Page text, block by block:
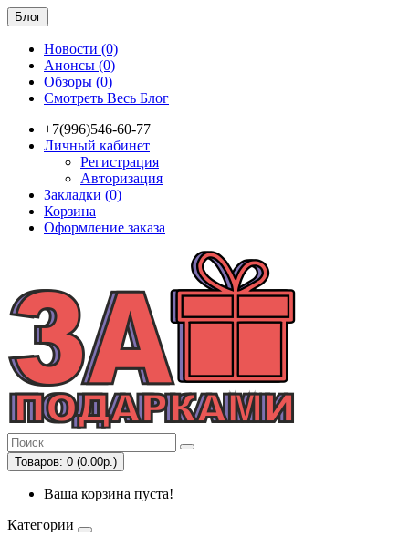
Блог
Новости (0)
Анонсы (0)
Обзоры (0)
Смотреть Весь Блог
+7(996)546-60-77
Личный кабинет
Регистрация
Авторизация
Закладки (0)
Корзина
Оформление заказа
Товаров: 0 (0.00р.)
Ваша корзина пуста!
Категории